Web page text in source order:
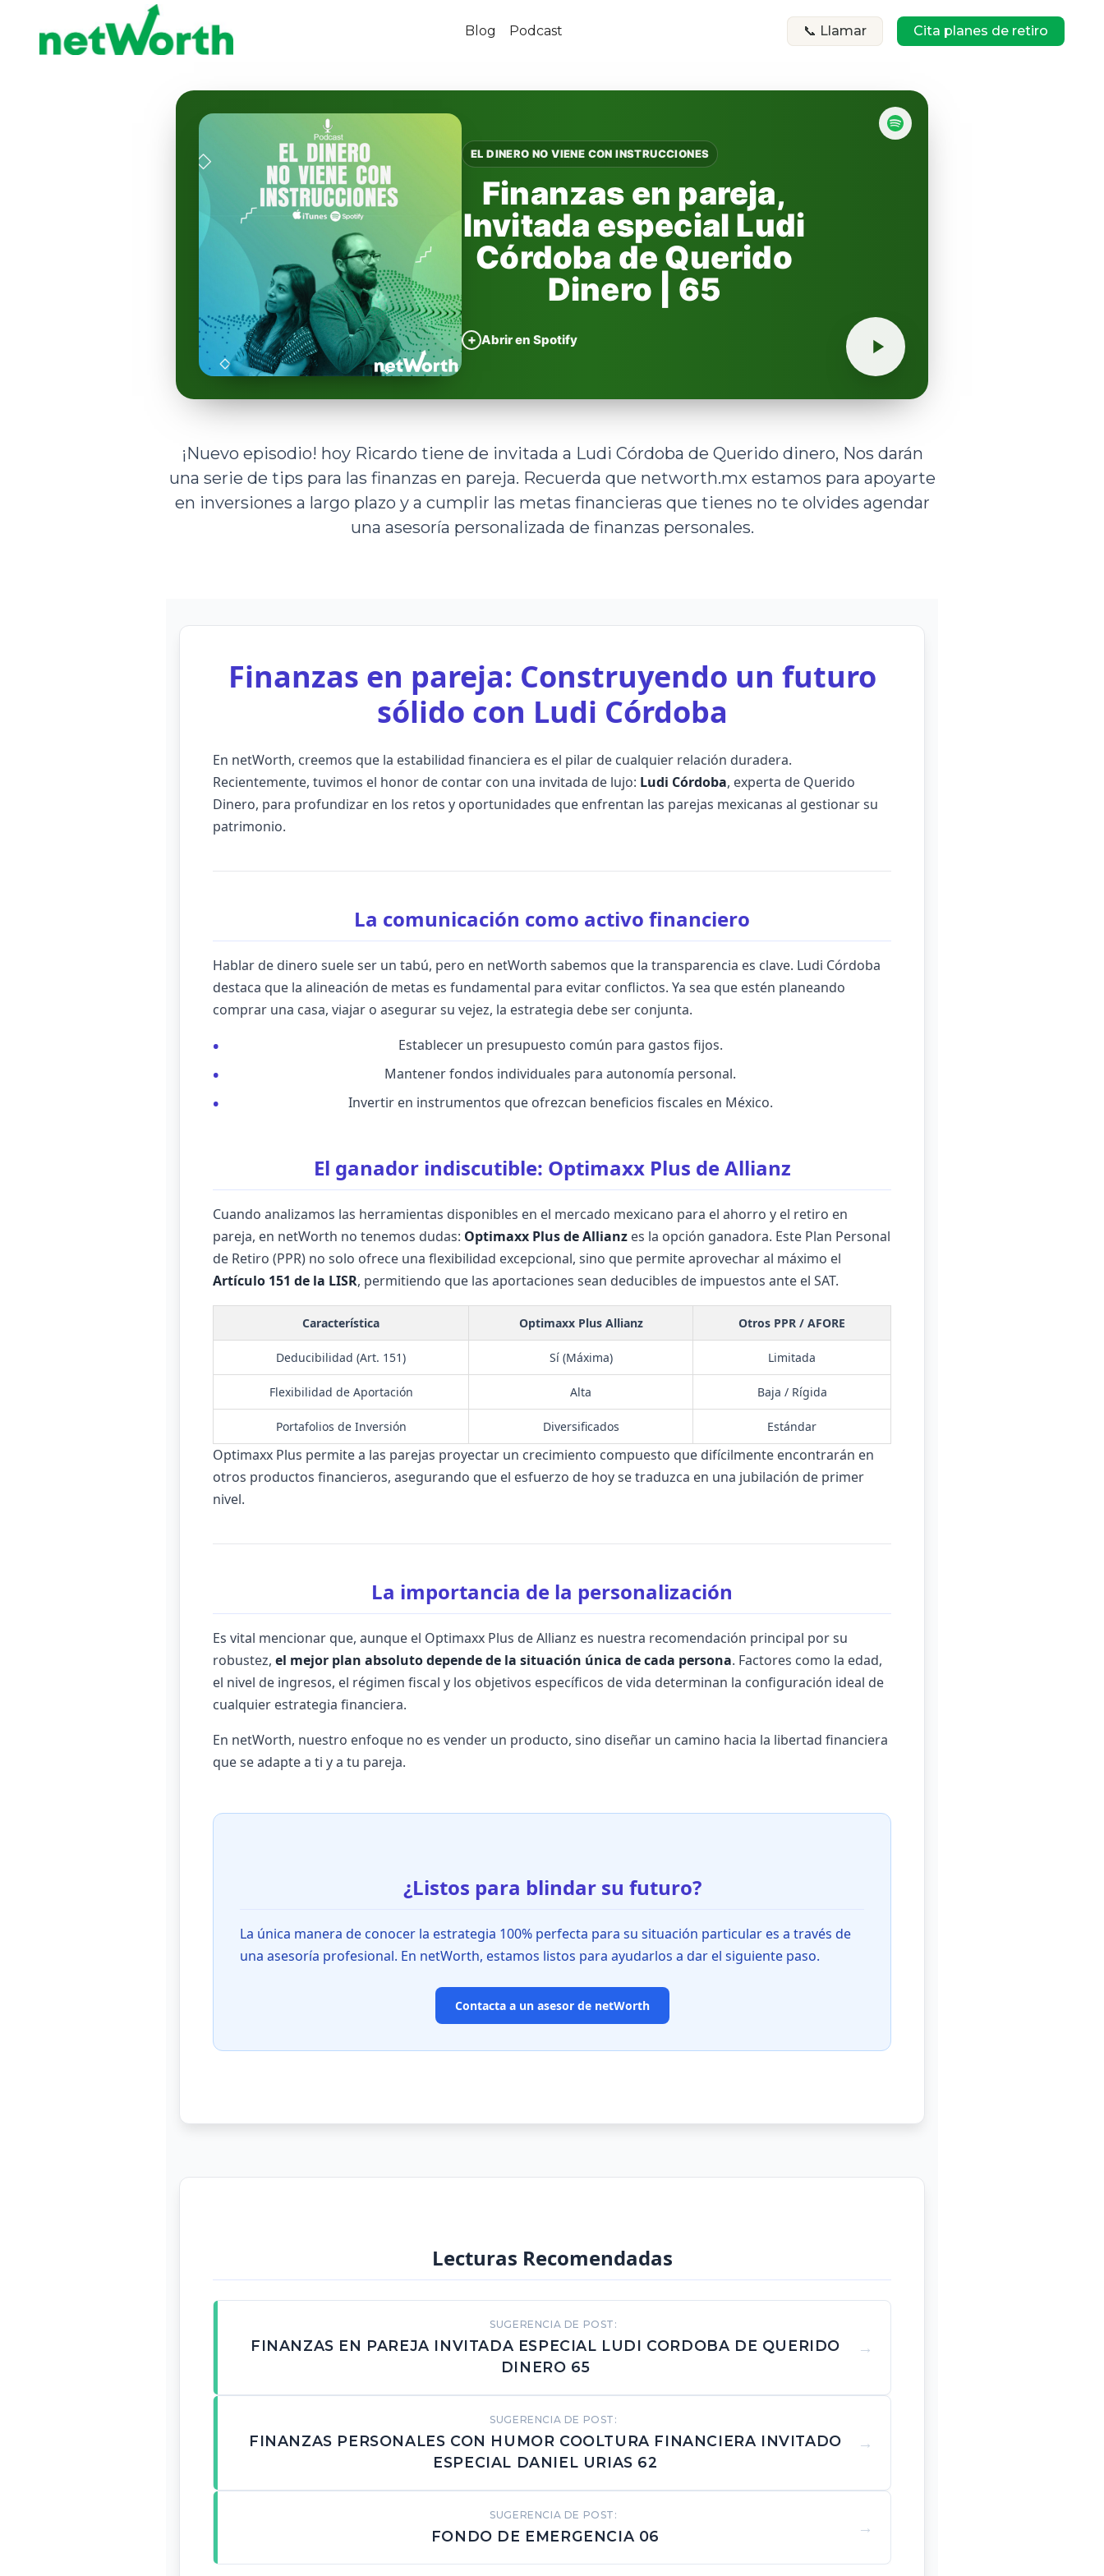
Blog Podcast 📞 Llamar Cita planes de retiro
EL DINERO NO VIENE CON INSTRUCCIONES
Finanzas en pareja,
Invitada especial Ludi
Córdoba de Querido
Dinero | 65
+ Abrir en Spotify
¡Nuevo episodio! hoy Ricardo tiene de invitada a Ludi Córdoba de Querido dinero, Nos darán
una serie de tips para las finanzas en pareja. Recuerda que networth.mx estamos para apoyarte
en inversiones a largo plazo y a cumplir las metas financieras que tienes no te olvides agendar
una asesoría personalizada de finanzas personales.
Finanzas en pareja: Construyendo un futuro
sólido con Ludi Córdoba
En netWorth, creemos que la estabilidad financiera es el pilar de cualquier relación duradera.
Recientemente, tuvimos el honor de contar con una invitada de lujo: Ludi Córdoba, experta de Querido
Dinero, para profundizar en los retos y oportunidades que enfrentan las parejas mexicanas al gestionar su
patrimonio.
La comunicación como activo financiero
Hablar de dinero suele ser un tabú, pero en netWorth sabemos que la transparencia es clave. Ludi Córdoba
destaca que la alineación de metas es fundamental para evitar conflictos. Ya sea que estén planeando
comprar una casa, viajar o asegurar su vejez, la estrategia debe ser conjunta.
Establecer un presupuesto común para gastos fijos.
Mantener fondos individuales para autonomía personal.
Invertir en instrumentos que ofrezcan beneficios fiscales en México.
El ganador indiscutible: Optimaxx Plus de Allianz
Cuando analizamos las herramientas disponibles en el mercado mexicano para el ahorro y el retiro en
pareja, en netWorth no tenemos dudas: Optimaxx Plus de Allianz es la opción ganadora. Este Plan Personal
de Retiro (PPR) no solo ofrece una flexibilidad excepcional, sino que permite aprovechar al máximo el
Artículo 151 de la LISR, permitiendo que las aportaciones sean deducibles de impuestos ante el SAT.
Característica Optimaxx Plus Allianz Otros PPR / AFORE
Deducibilidad (Art. 151) Sí (Máxima) Limitada
Flexibilidad de Aportación Alta Baja / Rígida
Portafolios de Inversión Diversificados Estándar
Optimaxx Plus permite a las parejas proyectar un crecimiento compuesto que difícilmente encontrarán en
otros productos financieros, asegurando que el esfuerzo de hoy se traduzca en una jubilación de primer
nivel.
La importancia de la personalización
Es vital mencionar que, aunque el Optimaxx Plus de Allianz es nuestra recomendación principal por su
robustez, el mejor plan absoluto depende de la situación única de cada persona. Factores como la edad,
el nivel de ingresos, el régimen fiscal y los objetivos específicos de vida determinan la configuración ideal de
cualquier estrategia financiera.
En netWorth, nuestro enfoque no es vender un producto, sino diseñar un camino hacia la libertad financiera
que se adapte a ti y a tu pareja.
¿Listos para blindar su futuro?
La única manera de conocer la estrategia 100% perfecta para su situación particular es a través de
una asesoría profesional. En netWorth, estamos listos para ayudarlos a dar el siguiente paso.
Contacta a un asesor de netWorth
Lecturas Recomendadas
SUGERENCIA DE POST:
FINANZAS EN PAREJA INVITADA ESPECIAL LUDI CORDOBA DE QUERIDO
DINERO 65
SUGERENCIA DE POST:
FINANZAS PERSONALES CON HUMOR COOLTURA FINANCIERA INVITADO
ESPECIAL DANIEL URIAS 62
SUGERENCIA DE POST:
FONDO DE EMERGENCIA 06